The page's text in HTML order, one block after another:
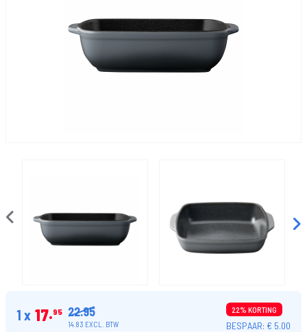
1 x 17 95 22.95
14.83 EXCL. BTW
22% KORTING
BESPAAR: € 5.00